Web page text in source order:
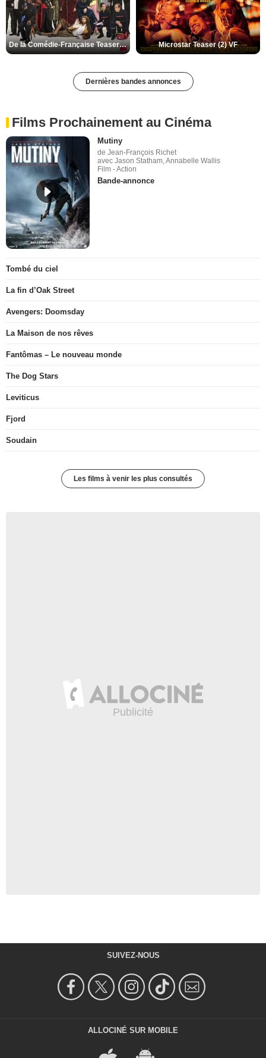
De la Comédie-Française Teaser (3) VF Microstar Teaser (2) VF
Dernières bandes annonces
Films Prochainement au Cinéma
Mutiny
de Jean-François Richet
avec Jason Statham, Annabelle Wallis
Film - Action
Bande-annonce
Tombé du ciel
La fin d’Oak Street
Avengers: Doomsday
La Maison de nos rêves
Fantômas – Le nouveau monde
The Dog Stars
Leviticus
Fjord
Soudain
Les films à venir les plus consultés
SUIVEZ-NOUS
ALLOCINÉ SUR MOBILE